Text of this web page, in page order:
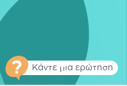
Κάντε μια ερώτηση